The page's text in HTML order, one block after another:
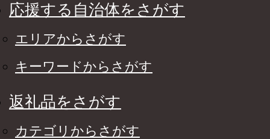
応援する自治体をさがす
エリアからさがす
キーワードからさがす
返礼品をさがす
カテゴリからさがす